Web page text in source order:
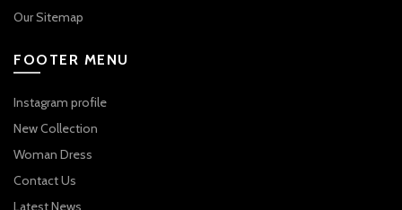
Our Sitemap
FOOTER MENU
Instagram profile
New Collection
Woman Dress
Contact Us
Latest News